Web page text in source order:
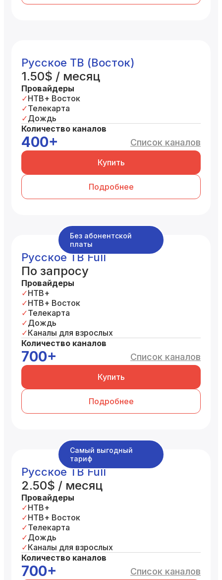
Русское ТВ (Восток)
1.50$ / месяц
Провайдеры
НТВ+ Восток
Телекарта
Дождь
Количество каналов
400+ Список каналов
Купить
Подробнее
Без абонентской
платы
Русское ТВ Full
По запросу
Провайдеры
НТВ+
НТВ+ Восток
Телекарта
Дождь
Каналы для взрослых
Количество каналов
700+ Список каналов
Купить
Подробнее
Самый выгодный
тариф
Русское ТВ Full
2.50$ / месяц
Провайдеры
НТВ+
НТВ+ Восток
Телекарта
Дождь
Каналы для взрослых
Количество каналов
700+ Список каналов